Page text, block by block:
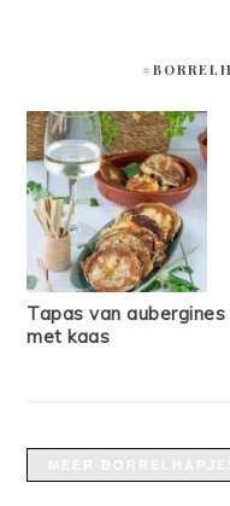
Tapas van aubergines
met kaas